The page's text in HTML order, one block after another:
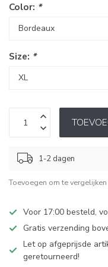
Color: *
Size: *
1-2 dagen
Toevoegen om te vergelijken
Voor 17:00 besteld,
Gratis verzending
Let op afgeprijsde
geretourneerd!